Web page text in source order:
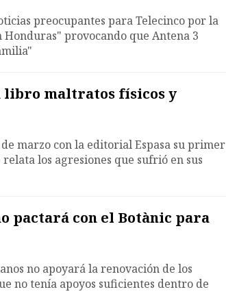
preocupantes para Telecinco por la
provocando que Antena 3
libro maltratos físicos y
marzo con la editorial Espasa su primer
los agresiones que sufrió en sus
pactará con el Botànic para
no apoyará la renovación de los
no tenía apoyos suficientes dentro de